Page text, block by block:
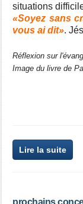
situations
«Soyez sans
vous ai dit».
Réflexion sur
Image du livre de
Lire la suite
prochains